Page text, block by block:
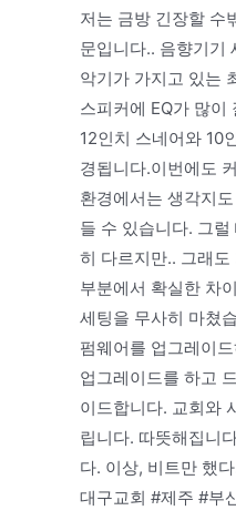
저는 금방 긴장할 수
문입니다.. 음향기기
악기가 가지고 있는
스피커에 EQ가 많
12인치 스네어와 10
경됩니다.이번에도
환경에서는 생각지
들 수 있습니다. 그
히 다르지만.. 그래
부분에서 확실한 차
세팅을 무사히 마쳤
펌웨어를 업그레이
업그레이드를 하고
이드합니다. 교회와
립니다. 따뜻해집니
다. 이상, 비트만 했
대구교회 #제주 #부